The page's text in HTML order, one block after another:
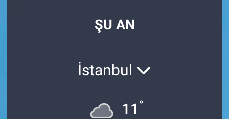
ŞU AN
İstanbul
11 °
Sağlıklı Yaşam
Son Dakika Haberleri